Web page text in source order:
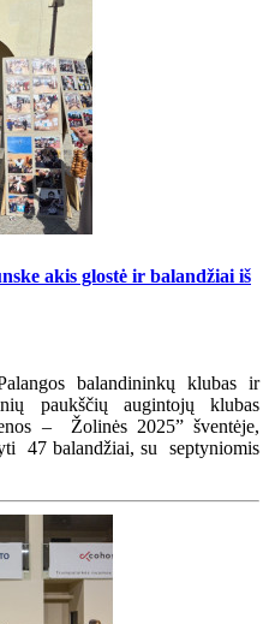
akis glostė ir balandžiai iš
balandininkų klubas ir
paukščių augintojų klubas
– Žolinės 2025” šventėje,
47 balandžiai, su septyniomis